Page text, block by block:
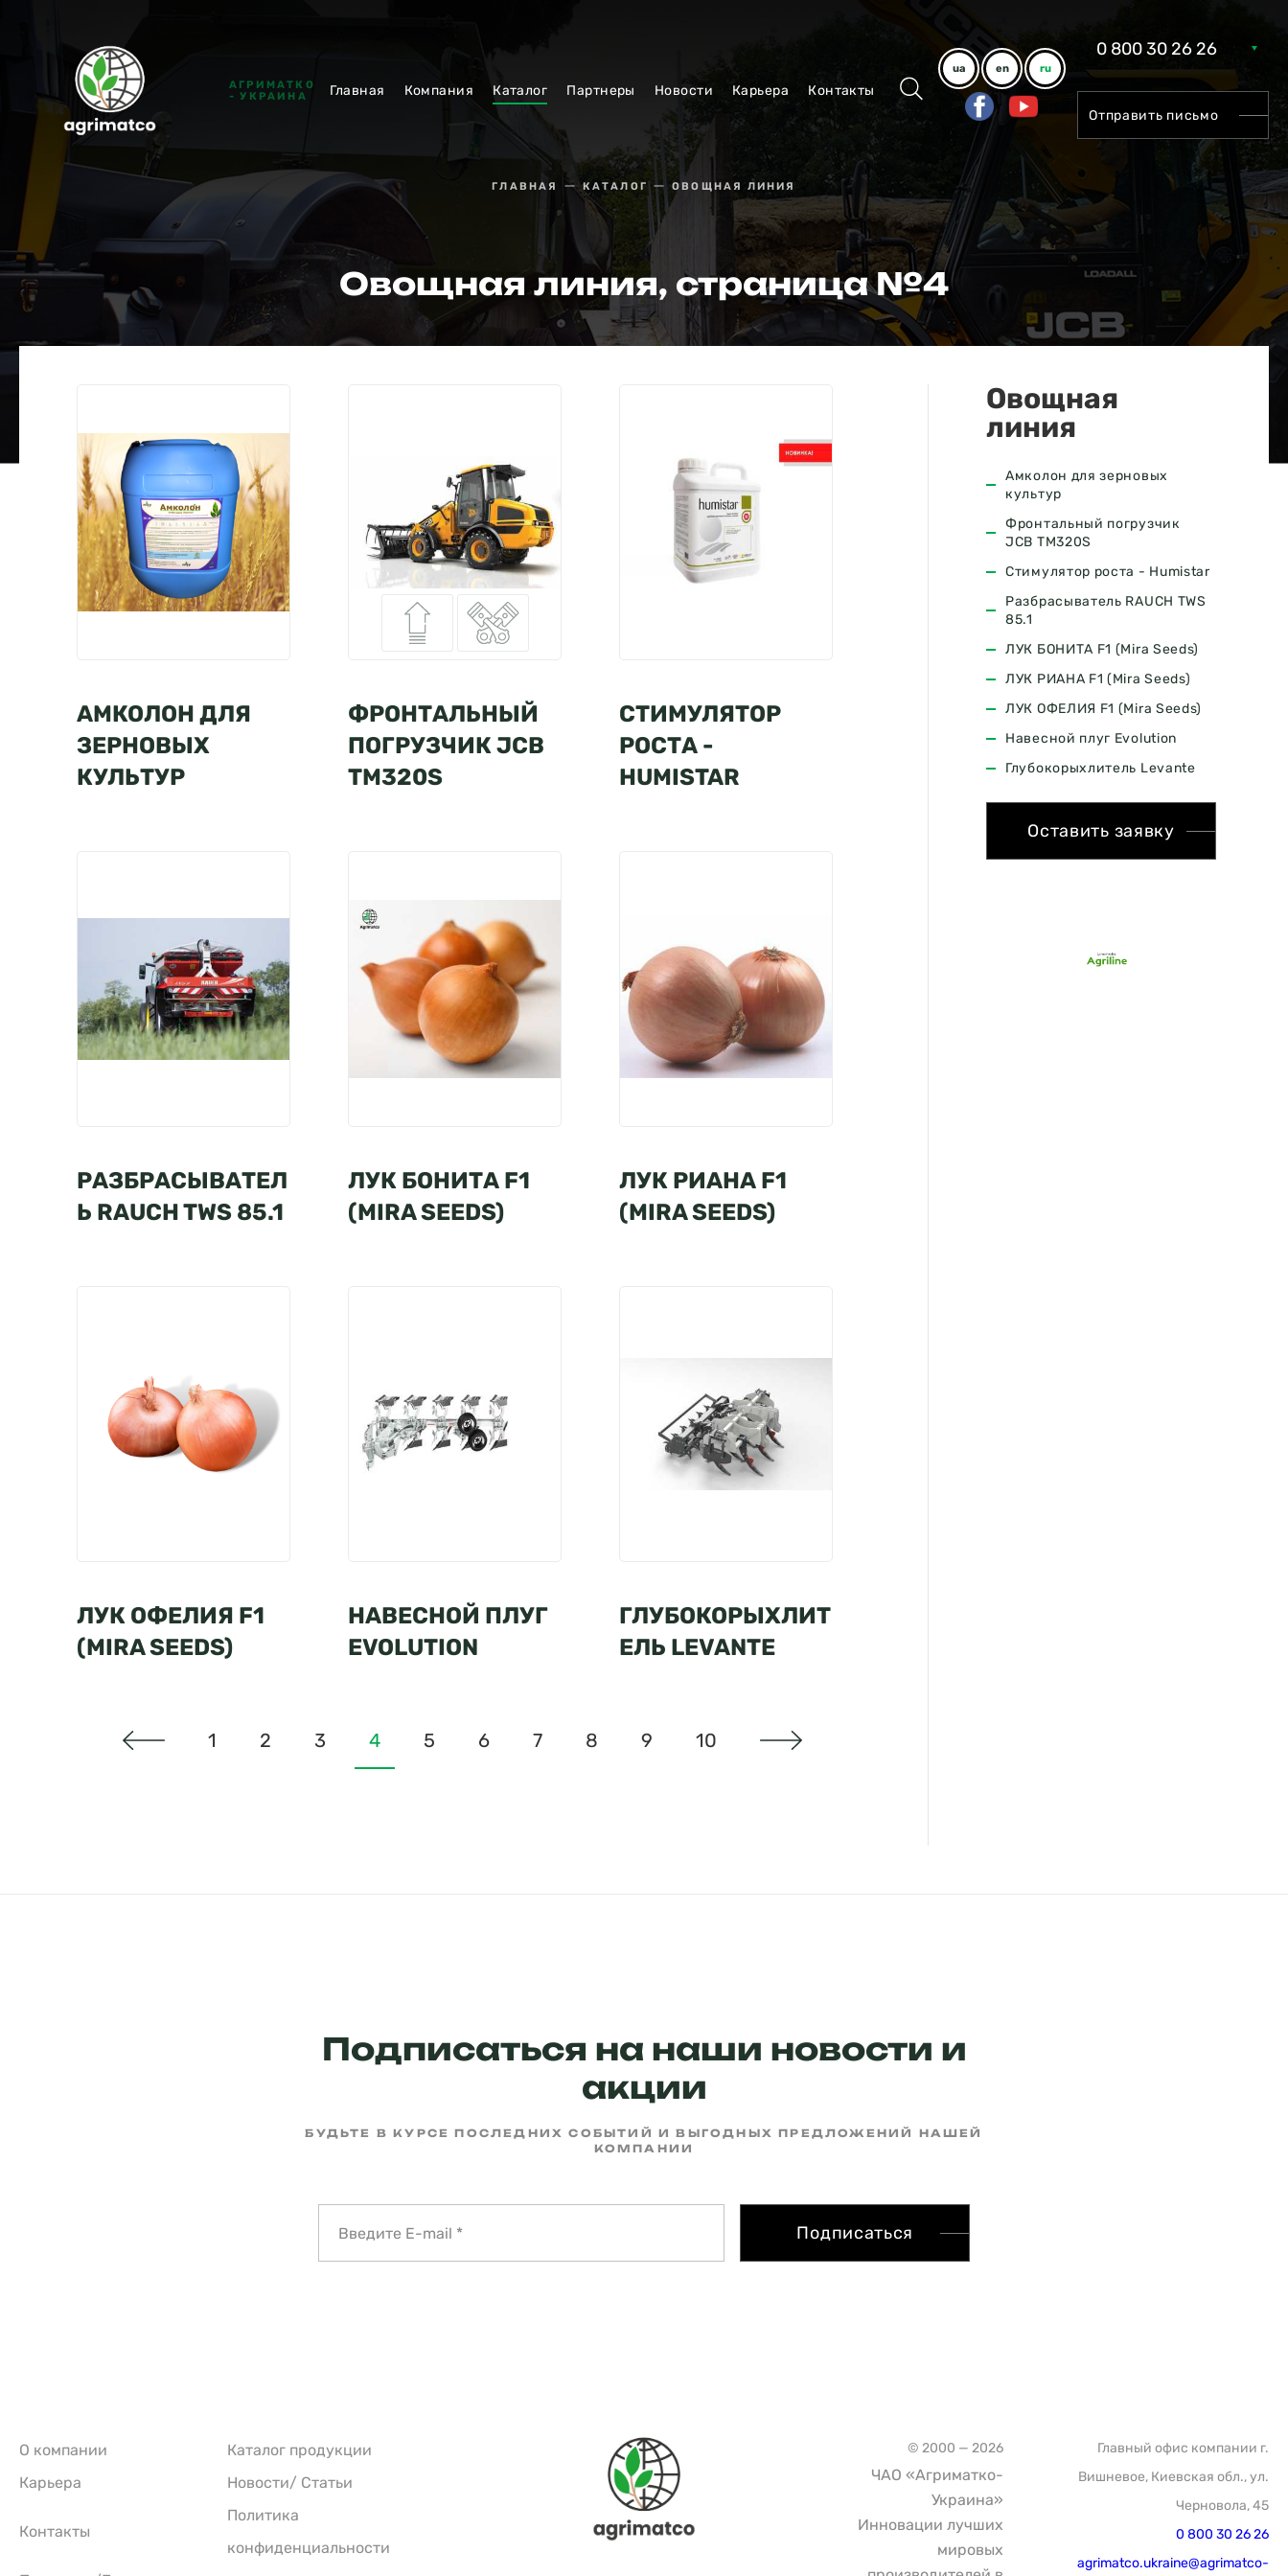
АГРИМАТКО
- УКРАИНА
Главная Компания Каталог Партнеры Новости Карьера Контакты
ua en ru
0 800 30 26 26
Отправить письмо
ГЛАВНАЯ КАТАЛОГ ОВОЩНАЯ ЛИНИЯ
Овощная линия, страница №4
АМКОЛОН ДЛЯ
ЗЕРНОВЫХ
КУЛЬТУР
ФРОНТАЛЬНЫЙ
ПОГРУЗЧИК JCB
ТМ320S
СТИМУЛЯТОР
РОСТА -
HUMISTAR
РАЗБРАСЫВАТЕЛ
Ь RAUCH TWS 85.1
ЛУК БОНИТА F1
(MIRA SEEDS)
ЛУК РИАНА F1
(MIRA SEEDS)
ЛУК ОФЕЛИЯ F1
(MIRA SEEDS)
НАВЕСНОЙ ПЛУГ
EVOLUTION
ГЛУБОКОРЫХЛИТ
ЕЛЬ LEVANTE
1 2 3 4 5 6 7 8 9 10
Овощная
линия
Амколон для зерновых
культур
Фронтальный погрузчик
JCB ТМ320S
Стимулятор роста - Humistar
Разбрасыватель RAUCH TWS
85.1
ЛУК БОНИТА F1 (Mira Seeds)
ЛУК РИАНА F1 (Mira Seeds)
ЛУК ОФЕЛИЯ F1 (Mira Seeds)
Навесной плуг Evolution
Глубокорыхлитель Levante
Оставить заявку
Подписаться на наши новости и
акции
БУДЬТЕ В КУРСЕ ПОСЛЕДНИХ СОБЫТИЙ И ВЫГОДНЫХ ПРЕДЛОЖЕНИЙ НАШЕЙ
КОМПАНИИ
Подписаться
О компании
Каталог продукции
Карьера
Новости/ Статьи
Контакты
Политика
конфиденциальности
© 2000 — 2026
ЧАО «Агриматко-
Украина»
Инновации лучших
мировых
Главный офис компании г.
Вишневое, Киевская обл., ул.
Черновола, 45
0 800 30 26 26
agrimatco.ukraine@agrimatco-